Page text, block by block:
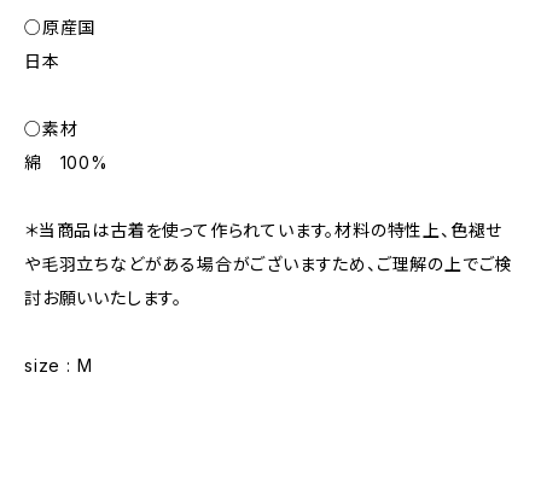
○原産国
日本
○素材
綿 100%
＊当商品は古着を使って作られています。材料の特性上、色褪せ
や毛羽立ちなどがある場合がございますため、ご理解の上でご検
討お願いいたします。
size : M